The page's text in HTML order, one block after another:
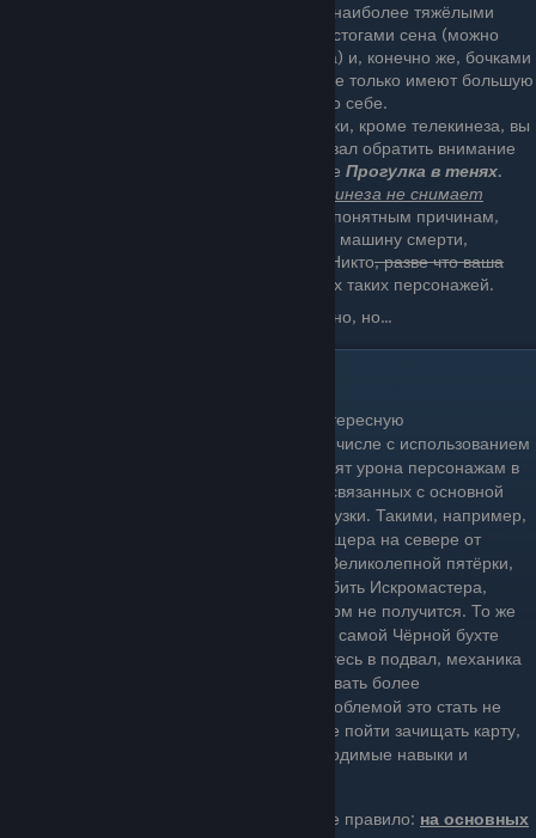
Само собой, заполнять сундук лучше наиболее тяжёлыми
предметами: другими контейнерами, стогами сена (можно
найти, например, к западу от Сайсила) и, конечно же, бочками
с маслом, ядом и водой. Последние не только имеют большую
массу, но могут пригодиться и сами по себе.
Принципиально не важно, какие навыки, кроме телекинеза, вы
будете развивать, но я бы рекомендовал обратить внимание
и заклинание Прогулка в тенях.
использование телекинеза не снимает
, что, по понятным причинам,
превращает персонажа в незаметную машину смерти,
убивающую многотонным кирпичом. Никто, разве что ваша
не запрещает создать и двоих таких персонажей.
Казалось бы, всё просто и работает отлично, но...
Игровой опыт позволил выяснить одну интересную
закономерность: броски предметов, в том числе с использованием
телекинеза, по какой-то причине не наносят урона персонажам в
пещерах и подвалах, то есть в локациях, связанных с основной
картой, но не требующих длительной загрузки. Такими, например,
являются: тренировочное подземелье, пещера на севере от
Сайсила, куда героев отправят по квесту Великолепной пятёрки,
подвал Старой церкви. Соответственно, убить Искромастера,
Бракка и ряд других персонажей чемоданом не получится. То же
самое касается укрытия Понтия Пирата: в самой Чёрной бухте
броски работают, но как только вы спуститесь в подвал, механика
помашет вам ручкой, вынуждая задействовать более
традиционные боевые умения. Однако проблемой это стать не
должно с учётом того, что вы сразу можете пойти зачищать карту,
набирая опыт и прокачивая любые необходимые навыки и
Таким образом, можно вывести общее правило: на основных